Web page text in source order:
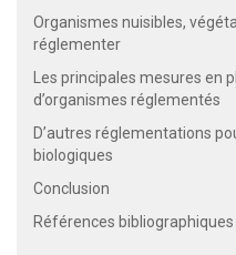
Organismes nuisibles,
réglementer
Les principales mesures en
d’organismes réglementés
D’autres réglementations
biologiques
Conclusion
Références bibliographiques